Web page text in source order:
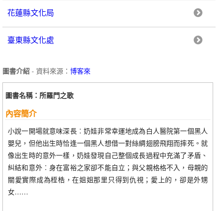
花蓮縣文化局
臺東縣文化處
圖書介紹 - 資料來源： 博客來
圖書名稱：所羅門之歌
內容簡介
小說一開場就意味深長︰奶娃非常幸運地成為白人醫院第一個黑人
嬰兒，但他出生時恰逢一個黑人想借一對絲綢翅膀飛翔而摔死。就
像出生時的意外一樣，奶娃發現自己整個成長過程中充滿了矛盾、
糾結和意外︰身在富裕之家卻不能自立；與父親格格不入，母親的
關愛實際成為桎梏，在姐姐那里只得到仇視；愛上的，卻是外甥
女……